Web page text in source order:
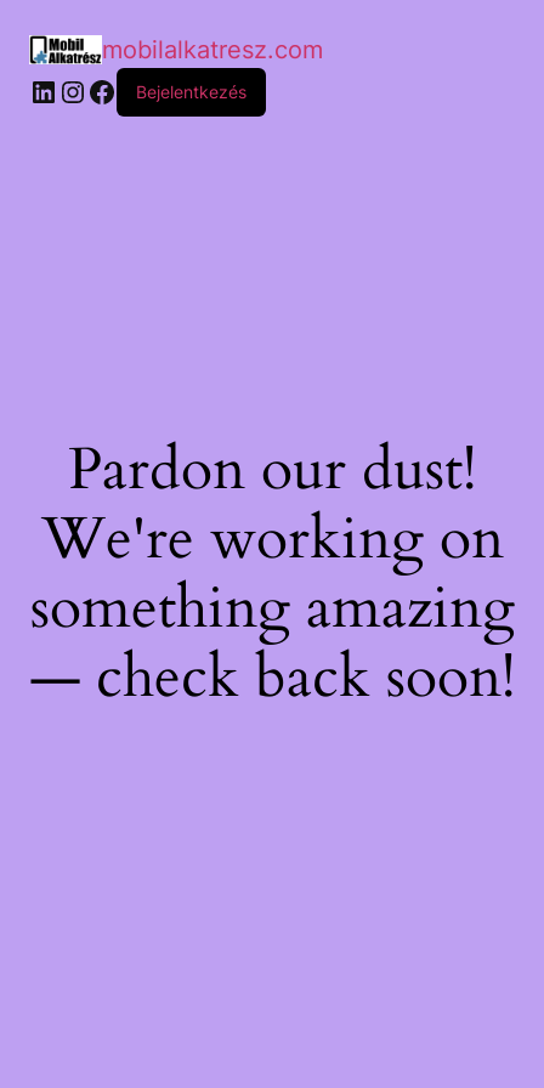
mobilalkatresz.com
Bejelentkezés
Pardon our dust!
We're working on
something amazing
— check back soon!